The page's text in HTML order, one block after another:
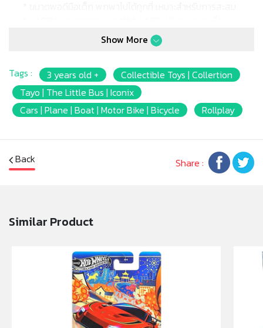
เลื่อน IRACHA และTEACH ขึ้นมาได้ (CARRY ไม่สามารถ
* Product size : ≈2inc.
* Package size : [Window Box](W)18 x (L)6.4 x
(H)14.5cm.
* Product Weight: 300g.
หมายเหตุ
: สินค้าอาจมีการเปลี่ยนแปลงลวดลาย สีสันบน
คำเตือน/ข้อห้าม: ห้ามแยกชิ้นส่วนออกจากกัน ชิ้นส่วนมี
เชี่ยวชาญ ไม่นำเข้าจมูก และขว้างปา
: 685 เล่ม1-2562
Show More
Tags : 3 years old +
Collectible Toys | Collertion
Tayo | The Little Bus | Iconix
Cars | Plane | Boat | Motor Bike | Bicycle
Rollplay
Back Share :
Similar Product